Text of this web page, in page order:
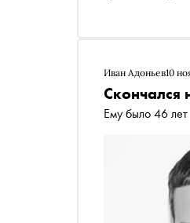
Иван Адоньев10
Скончался
Ему было 46 лет